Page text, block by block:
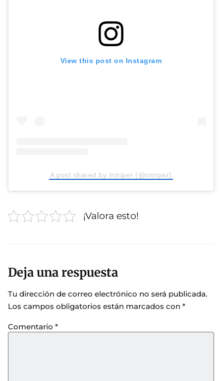
View this post on Instagram
A post shared by Intriper (@intriper)
¡Valora esto!
Deja una respuesta
Tu dirección de correo electrónico no será publicada.
Los campos obligatorios están marcados con *
Comentario *